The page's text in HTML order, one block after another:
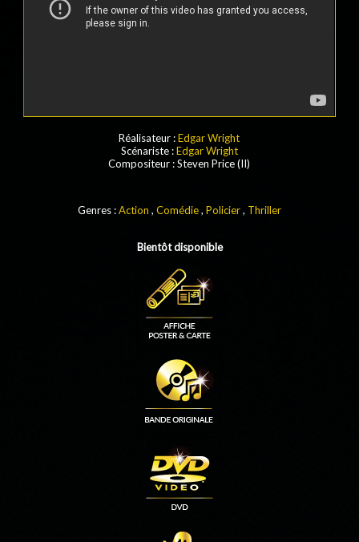
Réalisateur :Edgar Wright
Scénariste :Edgar Wright
Compositeur :Steven Price (II)
Genres :Action , Comédie, Policier, Thriller
Bientôt disponible